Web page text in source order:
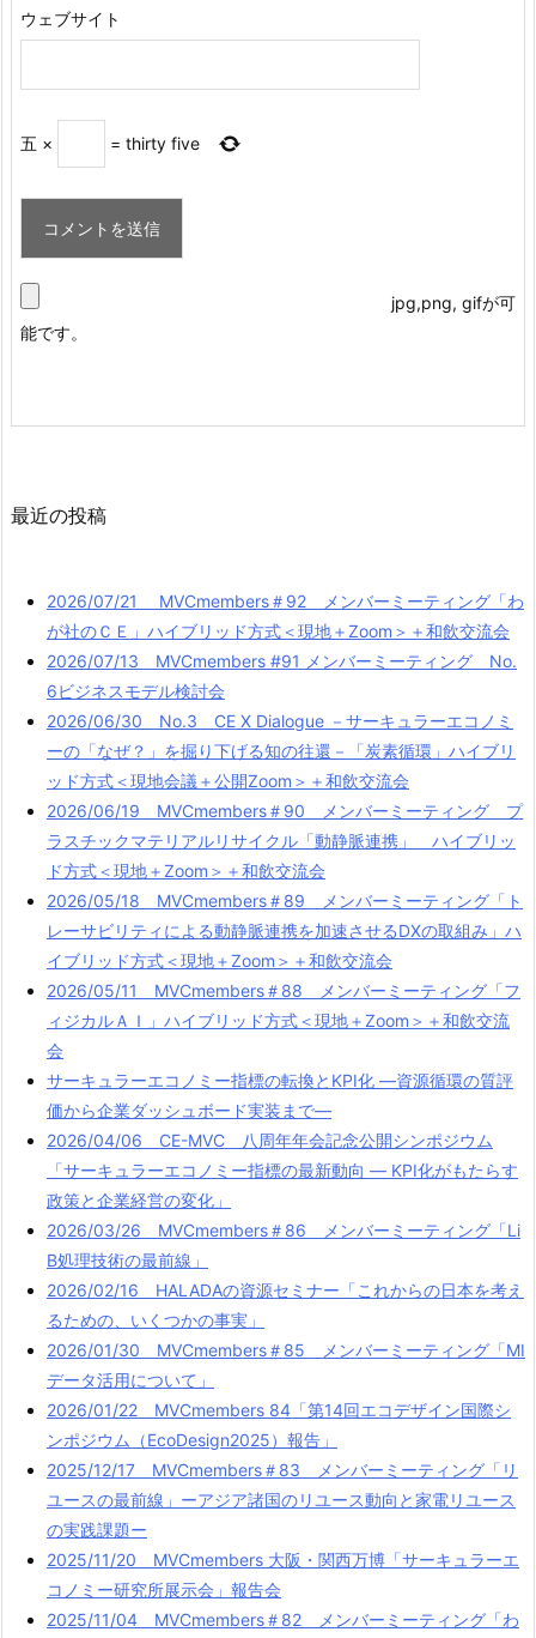
ウェブサイト
五 × = thirty five
jpg,png, gifが可
能です。
最近の投稿
2026/07/21 MVCmembers＃92 メンバーミーティング「わ
が社のＣＥ」ハイブリッド方式＜現地＋Zoom＞＋和飲交流会
2026/07/13 MVCmembers #91 メンバーミーティング No.
6ビジネスモデル検討会
2026/06/30 No.3 CE X Dialogue －サーキュラーエコノミ
ーの「なぜ？」を掘り下げる知の往還－「炭素循環」ハイブリ
ッド方式＜現地会議＋公開Zoom＞＋和飲交流会
2026/06/19 MVCmembers＃90 メンバーミーティング プ
ラスチックマテリアルリサイクル「動静脈連携」 ハイブリッ
ド方式＜現地＋Zoom＞＋和飲交流会
2026/05/18 MVCmembers＃89 メンバーミーティング「ト
レーサビリティによる動静脈連携を加速させるDXの取組み」ハ
イブリッド方式＜現地＋Zoom＞＋和飲交流会
2026/05/11 MVCmembers＃88 メンバーミーティング「フ
ィジカルＡＩ」ハイブリッド方式＜現地＋Zoom＞＋和飲交流
会
サーキュラーエコノミー指標の転換とKPI化 ―資源循環の質評
価から企業ダッシュボード実装まで―
2026/04/06 CE-MVC 八周年年会記念公開シンポジウム
「サーキュラーエコノミー指標の最新動向 ― KPI化がもたらす
政策と企業経営の変化」
2026/03/26 MVCmembers＃86 メンバーミーティング「Li
B処理技術の最前線」
2026/02/16 HALADAの資源セミナー「これからの日本を考え
るための、いくつかの事実」
2026/01/30 MVCmembers＃85 メンバーミーティング「MI
データ活用について」
2026/01/22 MVCmembers 84「第14回エコデザイン国際シ
ンポジウム（EcoDesign2025）報告」
2025/12/17 MVCmembers＃83 メンバーミーティング「リ
ユースの最前線」ーアジア諸国のリユース動向と家電リユース
の実践課題ー
2025/11/20 MVCmembers 大阪・関西万博「サーキュラーエ
コノミー研究所展示会」報告会
2025/11/04 MVCmembers＃82 メンバーミーティング「わ